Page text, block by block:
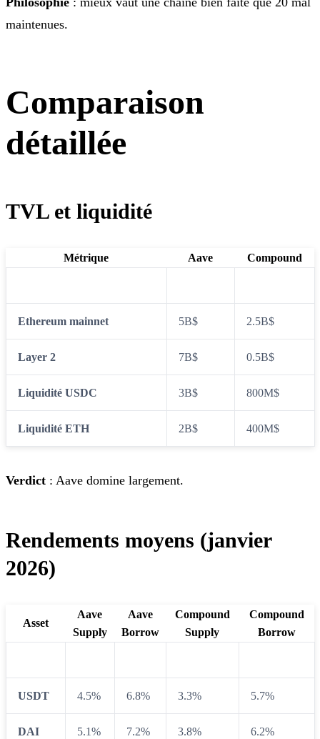
maintenues.
Comparaison
détaillée
TVL et liquidité
Métrique Aave Compound
Ethereum mainnet 5B$ 2.5B$
Layer 2 7B$ 0.5B$
Liquidité USDC 3B$ 800M$
Liquidité ETH 2B$ 400M$
Verdict : Aave domine largement.
Rendements moyens (janvier
2026)
Asset
Aave
Supply
Aave
Borrow
Compound
Supply
Compound
Borrow
USDT 4.5% 6.8% 3.3% 5.7%
DAI 5.1% 7.2% 3.8% 6.2%